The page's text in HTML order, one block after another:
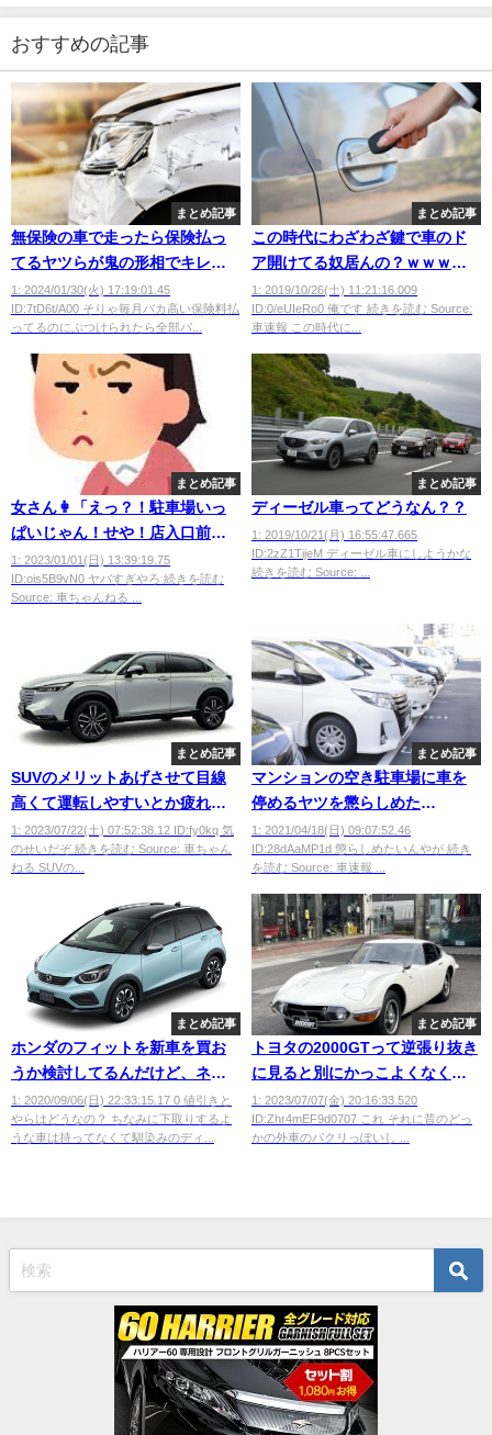
おすすめの記事
まとめ記事
無保険の車で走ったら保険払っ
てるヤツらが鬼の形相でキレと
る🤭
1: 2024/01/30(火) 17:19:01.45
ID:7tD6t/A00 そりゃ毎月バカ高い保険料払
ってるのにぶつけられたら全部パ...
まとめ記事
この時代にわざわざ鍵で車のド
ア開けてる奴居んの？ｗｗｗｗ
ｗｗｗ
1: 2019/10/26(土) 11:21:16.009
ID:0/eUIeRo0 俺です 続きを読む Source:
車速報 この時代に...
まとめ記事
女さん👩「えっ？！駐車場いっ
ぱいじゃん！せや！店入口前の
点字ブロック上に停車したろ」
1: 2023/01/01(日) 13:39:19.75
ID:ois5B9vN0 ヤバすぎやろ 続きを読む
Source: 車ちゃんねる ...
まとめ記事
ディーゼル車ってどうなん？？
1: 2019/10/21(月) 16:55:47.665
ID:2zZ1TijeM ディーゼル車にしようかな
続きを読む Source: ...
まとめ記事
SUVのメリットあげさせて目線
高くて運転しやすいとか疲れに
くいとか言ってるやつマジでい
るんだな
1: 2023/07/22(土) 07:52:38.12 ID:fy0kq 気
のせいだぞ 続きを読む Source: 車ちゃん
ねる SUVの...
まとめ記事
マンションの空き駐車場に車を
停めるヤツを懲らしめた
い・・・・
1: 2021/04/18(日) 09:07:52.46
ID:28dAaMP1d 懲らしめたいんやが 続き
を読む Source: 車速報 ...
まとめ記事
ホンダのフィットを新車を買お
うか検討してるんだけど、ネッ
トの見積もりは正確なの？
1: 2020/09/06(日) 22:33:15.17 0 値引きと
やらはどうなの？ ちなみに下取りするよ
うな車は持ってなくて馴染みのディ...
まとめ記事
トヨタの2000GTって逆張り抜き
に見ると別にかっこよくなく
ね？ｗ
1: 2023/07/07(金) 20:16:33.520
ID:Zhr4mEF9d0707 これ それに昔のどっ
かの外車のパクリっぽいし ...